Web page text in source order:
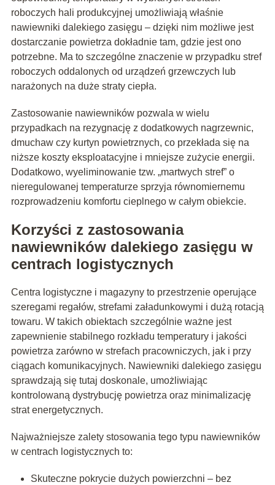
roboczych hali produkcyjnej umożliwiają właśnie
nawiewniki dalekiego zasięgu – dzięki nim możliwe jest
dostarczanie powietrza dokładnie tam, gdzie jest ono
potrzebne. Ma to szczególne znaczenie w przypadku stref
roboczych oddalonych od urządzeń grzewczych lub
narażonych na duże straty ciepła.
Zastosowanie nawiewników pozwala w wielu
przypadkach na rezygnację z dodatkowych nagrzewnic,
dmuchaw czy kurtyn powietrznych, co przekłada się na
niższe koszty eksploatacyjne i mniejsze zużycie energii.
Dodatkowo, wyeliminowanie tzw. „martwych stref” o
nieregulowanej temperaturze sprzyja równomiernemu
rozprowadzeniu komfortu cieplnego w całym obiekcie.
Korzyści z zastosowania
nawiewników dalekiego zasięgu w
centrach logistycznych
Centra logistyczne i magazyny to przestrzenie operujące
szeregami regałów, strefami załadunkowymi i dużą rotacją
towaru. W takich obiektach szczególnie ważne jest
zapewnienie stabilnego rozkładu temperatury i jakości
powietrza zarówno w strefach pracowniczych, jak i przy
ciągach komunikacyjnych. Nawiewniki dalekiego zasięgu
sprawdzają się tutaj doskonale, umożliwiając
kontrolowaną dystrybucję powietrza oraz minimalizację
strat energetycznych.
Najważniejsze zalety stosowania tego typu nawiewników
w centrach logistycznych to:
Skuteczne pokrycie dużych powierzchni – bez